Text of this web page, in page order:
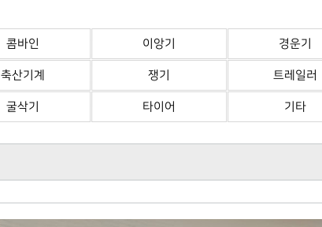
콤바인 이앙기 경운기
축산기계 쟁기 트레일러
굴삭기 타이어 기타